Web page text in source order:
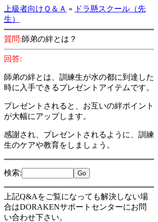
上級者向けＱ＆Ａ » ドラ懸スクール（先
生）
質問:師弟の絆とは？
回答:
師弟の絆とは、訓練生が水の都に到達した
時に入手できるプレゼントアイテムです。
プレゼントされると、お互いの絆ポイント
が大幅にアップします。
感謝され、プレゼントされるように、訓練
生のケアや教育をしましょう。
検索:
上記Q&Aをご覧になっても解決しない場
合はDORAKENサポートセンターにお問
い合わせ下さい。